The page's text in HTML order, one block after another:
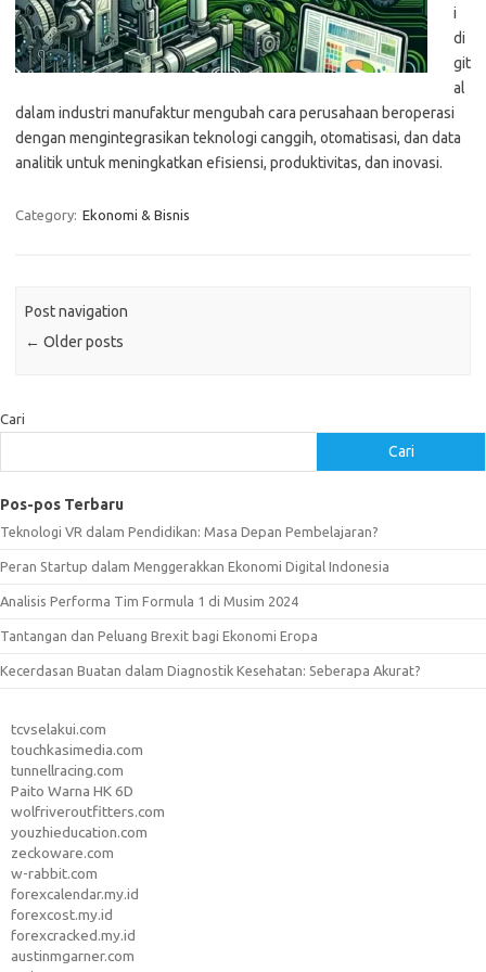
i
di
git
al
dalam industri manufaktur mengubah cara perusahaan beroperasi
dengan mengintegrasikan teknologi canggih, otomatisasi, dan data
analitik untuk meningkatkan efisiensi, produktivitas, dan inovasi.
Category: Ekonomi & Bisnis
Post navigation
← Older posts
Cari
Cari
Pos-pos Terbaru
Teknologi VR dalam Pendidikan: Masa Depan Pembelajaran?
Peran Startup dalam Menggerakkan Ekonomi Digital Indonesia
Analisis Performa Tim Formula 1 di Musim 2024
Tantangan dan Peluang Brexit bagi Ekonomi Eropa
Kecerdasan Buatan dalam Diagnostik Kesehatan: Seberapa Akurat?
tcvselakui.com
touchkasimedia.com
tunnellracing.com
Paito Warna HK 6D
wolfriveroutfitters.com
youzhieducation.com
zeckoware.com
w-rabbit.com
forexcalendar.my.id
forexcost.my.id
forexcracked.my.id
austinmgarner.com